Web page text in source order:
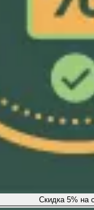
Скидка 5% на